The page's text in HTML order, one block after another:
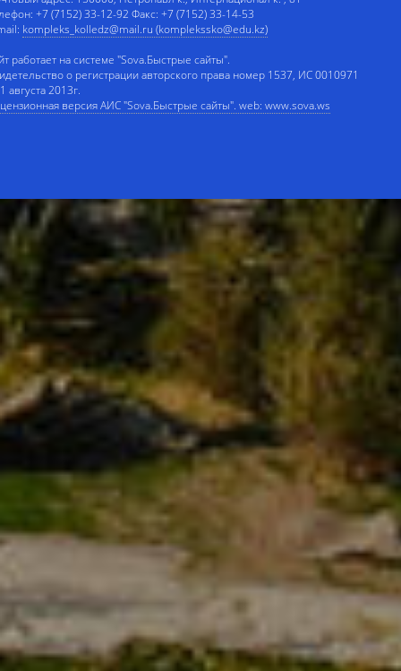
+7 (7152) 33-12-92 Факс: +7 (7152) 33-14-53
kompleks_kolledz@mail.ru (komplekssko@edu.kz)
работает на системе "Sova.Быстрые сайты".
о регистрации авторского права номер 1537, ИС 0010971
августа 2013г.
версия АИС "Sova.Быстрые сайты". web: www.sova.ws